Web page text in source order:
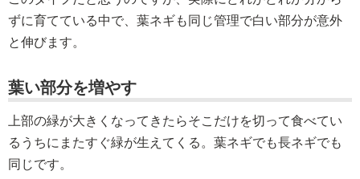
ずに育てている中で、葉ネギも同じ管理で白い部分が意外
と伸びます。
葉い部分を増やす
上部の緑が大きくなってきたらそこだけを切って食べてい
るうちにまたすぐ緑が生えてくる。葉ネギでも長ネギでも
同じです。